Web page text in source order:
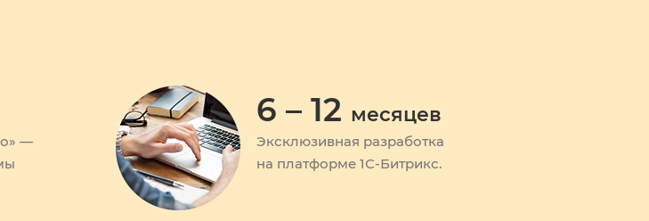
—
6 – 12 месяцев
Эксклюзивная разработка
на платформе 1С-Битрикс.